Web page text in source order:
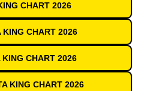
CHART 2026
KING CHART 2026
CHART 2026
KING CHART 2026